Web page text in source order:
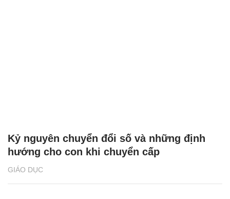
GIÁO DỤC
Kỷ nguyên chuyển đổi số và những định
hướng cho con khi chuyển cấp